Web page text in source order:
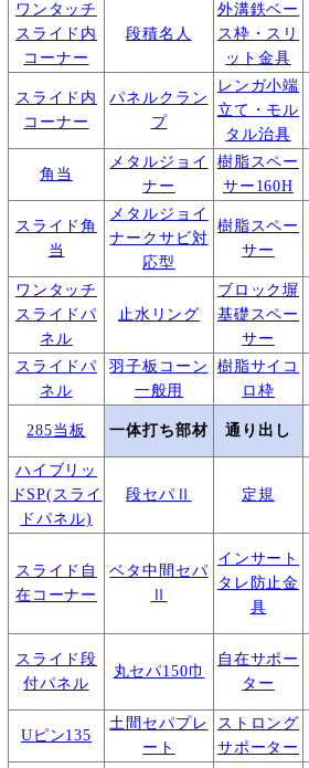
ワンタッチ
スライド内
コーナー
段積名人
外溝鉄ベー
ス枠・スリ
ット金具
スライド内
コーナー
パネルクラン
プ
レンガ小端
立て・モル
タル治具
角当
メタルジョイ
ナー
樹脂スペー
サー160H
スライド角
当
メタルジョイ
ナークサビ対
応型
樹脂スペー
サー
ワンタッチ
スライドパ
ネル
止水リング
ブロック塀
基礎スペー
サー
スライドパ
ネル
羽子板コーン
一般用
樹脂サイコ
ロ枠
285当板 一体打ち部材 通り出し
ハイブリッ
ドSP(スライ
ドパネル)
段セパⅡ 定規
スライド自
在コーナー
ベタ中間セパ
インサート
タレ防止金
具
スライド段
付パネル
丸セパ150巾
自在サポー
ター
Uピン135
土間セパプレ
ート
ストロング
サポーター